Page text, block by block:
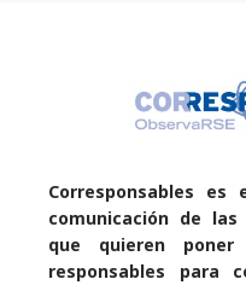
Corresponsables
comunicación de las
que quieren
responsables para